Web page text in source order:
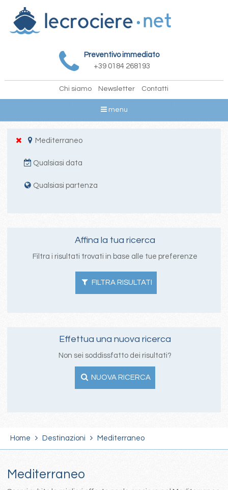
Preventivo immediato
+39 0184 268193
Chi siamo Newsletter Contatti
menu
Mediterraneo
Qualsiasi data
Qualsiasi partenza
Affina la tua ricerca
Filtra i risultati trovati in base alle tue preferenze
FILTRA RISULTATI
Effettua una nuova ricerca
Non sei soddissfatto dei risultati?
NUOVA RICERCA
Home Destinazioni Mediterraneo
Mediterraneo